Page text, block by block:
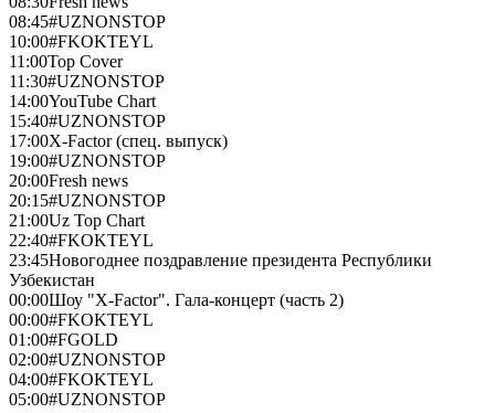
08:45#UZNONSTOP
10:00#FKOKTEYL
11:00Top Cover
11:30#UZNONSTOP
14:00YouTube Chart
15:40#UZNONSTOP
17:00X-Factor (спец. выпуск)
19:00#UZNONSTOP
20:00Fresh news
20:15#UZNONSTOP
21:00Uz Top Chart
22:40#FKOKTEYL
23:45Новогоднее поздравление президента Республики
Узбекистан
00:00Шоу "X-Factor". Гала-концерт (часть 2)
00:00#FKOKTEYL
01:00#FGOLD
02:00#UZNONSTOP
04:00#FKOKTEYL
05:00#UZNONSTOP